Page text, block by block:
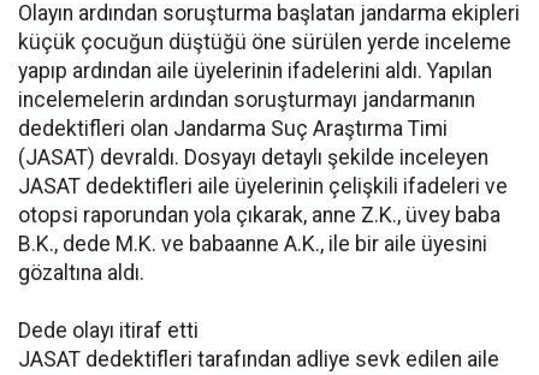
Olayın ardından soruşturma başlatan jandarma ekipleri
küçük çocuğun düştüğü öne sürülen yerde inceleme
yapıp ardından aile üyelerinin ifadelerini aldı. Yapılan
incelemelerin ardından soruşturmayı jandarmanın
dedektifleri olan Jandarma Suç Araştırma Timi
(JASAT) devraldı. Dosyayı detaylı şekilde inceleyen
JASAT dedektifleri aile üyelerinin çelişkili ifadeleri ve
otopsi raporundan yola çıkarak, anne Z.K., üvey baba
B.K., dede M.K. ve babaanne A.K., ile bir aile üyesini
gözaltına aldı.
Dede olayı itiraf etti
JASAT dedektifleri tarafından adliye sevk edilen aile